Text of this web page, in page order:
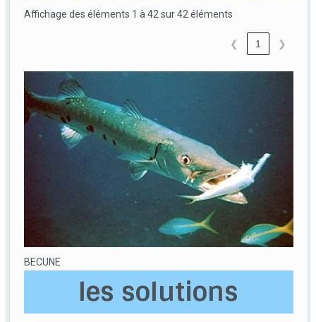
Affichage des éléments 1 à 42 sur 42 éléments
❮ 1 ❯
BECUNE
les solutions